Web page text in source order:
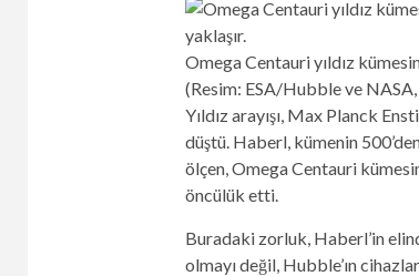
Omega Centauri yıldız
(Resim: ESA/Hubble ve
Yıldız arayışı, Max Planck
düştü. Haberl, kümenin
ölçen, Omega Centauri
öncülük etti.
Buradaki zorluk, Haberl’in
olmayı değil, Hubble’ın